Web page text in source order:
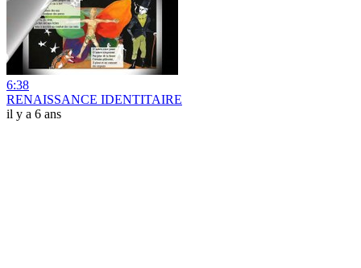
6:38
RENAISSANCE IDENTITAIRE
il y a 6 ans